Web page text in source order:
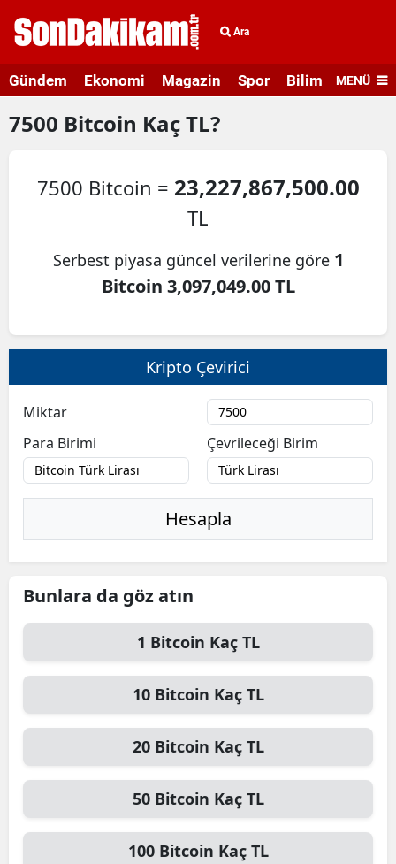
Ara
Gündem Ekonomi Magazin Spor Bilim veMENÜ
7500 Bitcoin Kaç TL?
7500 Bitcoin = 23,227,867,500.00
TL
Serbest piyasa güncel verilerine göre 1
Bitcoin 3,097,049.00 TL
Kripto Çevirici
Miktar
Para Birimi
Çevrileceği Birim
Hesapla
Bunlara da göz atın
1 Bitcoin Kaç TL
10 Bitcoin Kaç TL
20 Bitcoin Kaç TL
50 Bitcoin Kaç TL
100 Bitcoin Kaç TL